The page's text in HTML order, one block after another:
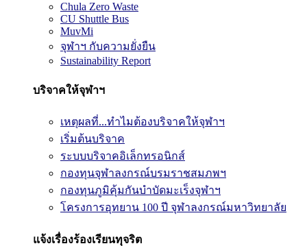
Chula Zero Waste
CU Shuttle Bus
MuvMi
จุฬาฯ กับความยั่งยืน
Sustainability Report
บริจาคให้จุฬาฯ
เหตุผลที่...ทำไมต้องบริจาคให้จุฬาฯ
เริ่มต้นบริจาค
ระบบบริจาคอิเล็กทรอนิกส์
กองทุนจุฬาลงกรณ์บรมราชสมภพฯ
กองทุนภูมิคุ้มกันบำบัดมะเร็งจุฬาฯ
โครงการอุทยาน 100 ปี จุฬาลงกรณ์มหาวิทยาลัย
แจ้งเรื่องร้องเรียนทุจริต